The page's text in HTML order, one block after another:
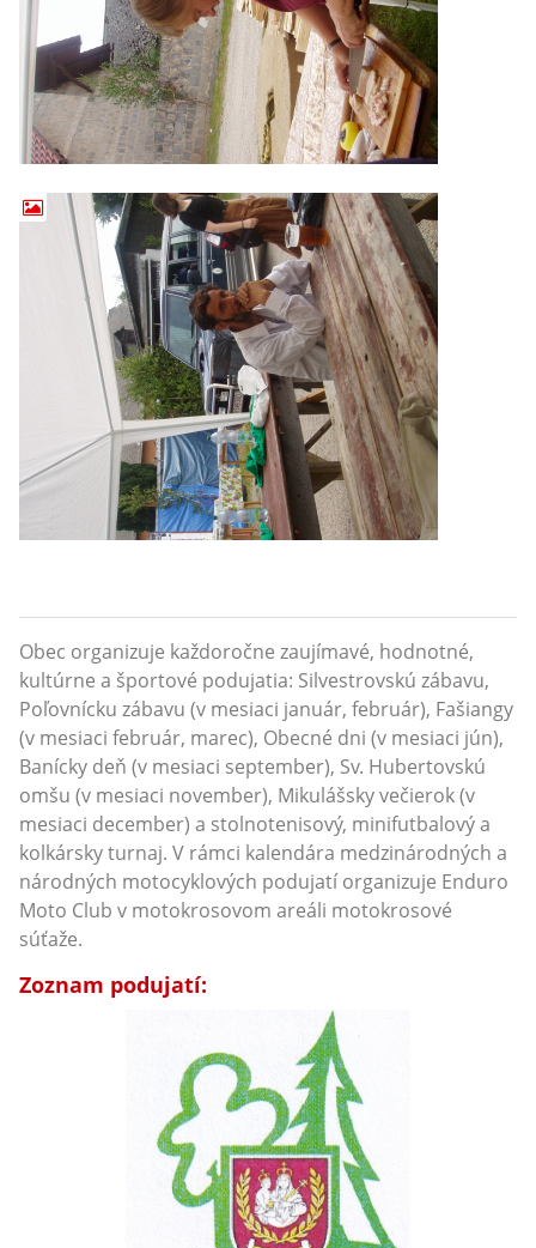
Obec organizuje každoročne zaujímavé, hodnotné,
kultúrne a športové podujatia: Silvestrovskú zábavu,
Poľovnícku zábavu (v mesiaci január, február), Fašiangy
(v mesiaci február, marec), Obecné dni (v mesiaci jún),
Banícky deň (v mesiaci september), Sv. Hubertovskú
omšu (v mesiaci november), Mikulášsky večierok (v
mesiaci december) a stolnotenisový, minifutbalový a
kolkársky turnaj. V rámci kalendára medzinárodných a
národných motocyklových podujatí organizuje Enduro
Moto Club v motokrosovom areáli motokrosové
súťaže.
Zoznam podujatí: